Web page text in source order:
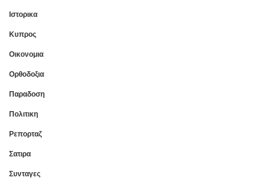
Ιστορικα
Κυπρος
Οικονομια
Ορθοδοξια
Παραδοση
Πολιτικη
Ρεπορταζ
Σατιρα
Συνταγες